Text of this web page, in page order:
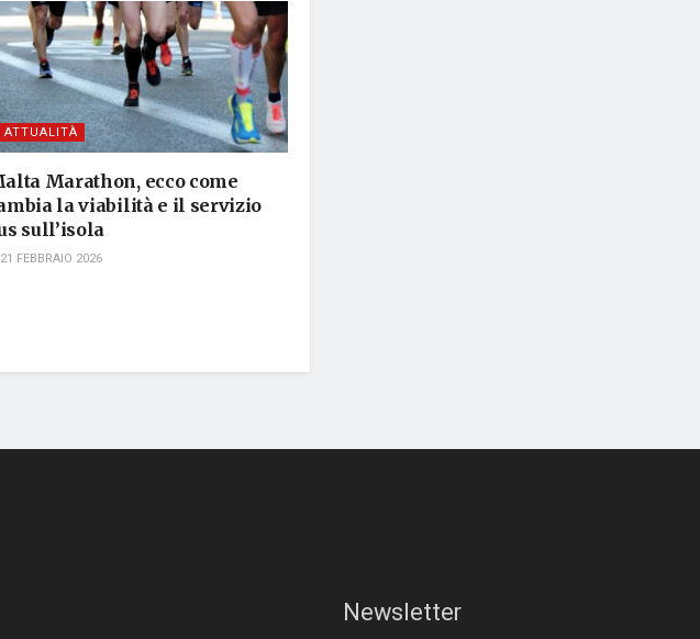
ATTUALITÀ
Marathon, ecco come
la viabilità e il servizio
sull’isola
FEBBRAIO 2026
Newsletter